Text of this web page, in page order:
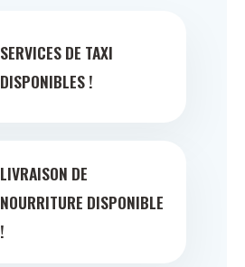
SERVICES DE TAXI
DISPONIBLES !
LIVRAISON DE
NOURRITURE DISPONIBLE
!